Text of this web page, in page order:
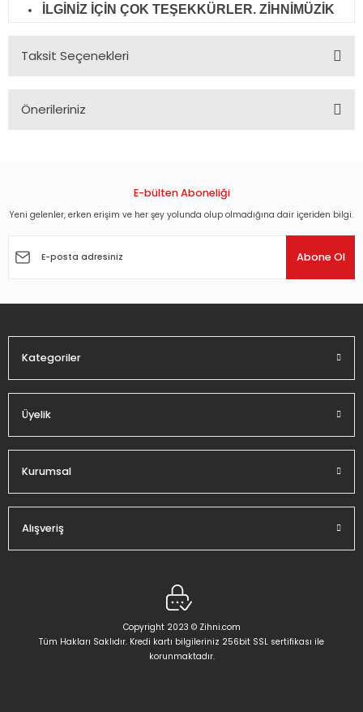
İLGİNİZ İÇİN ÇOK TEŞEKKÜRLER. ZİHNİMÜZİK
Taksit Seçenekleri
Önerileriniz
Görüş ve önerileriniz için teşekkür ederiz.
Ürün açıklamasında eksik bilgiler bulunuyor.
E-bülten Aboneliği
Yeni gelenler, erken erişim ve her şey yolunda olup olmadığına dair içeriden bilgi.
Abone Ol
Kategoriler
Üyelik
Kurumsal
Alışveriş
Copyright 2023 © Zihni.com
Tüm Hakları Saklıdır. Kredi kartı bilgileriniz 256bit SSL sertifikası ile
korunmaktadır.